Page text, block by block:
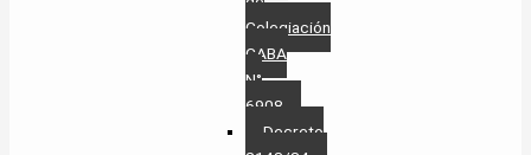
Colegiación
CABA
N°
6908
Decreto